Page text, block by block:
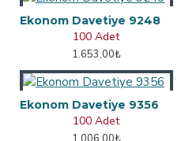
Ekonom Davetiye 9248
100 Adet
1.653,00₺
Ekonom Davetiye 9356
100 Adet